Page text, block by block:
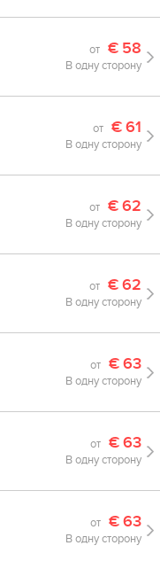
от € 58
В одну сторону
от €61
В одну сторону
от €62
В одну сторону
от €62
В одну сторону
от €63
В одну сторону
от €63
В одну сторону
от €63
В одну сторону